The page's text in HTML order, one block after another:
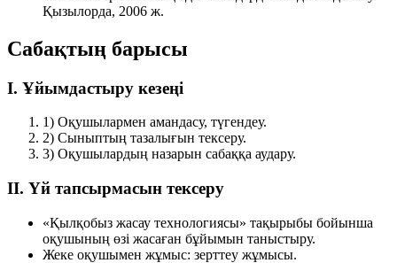
Қызылорда, 2006 ж.
Сабақтың барысы
I. Ұйымдастыру кезеңі
1) Оқушылармен амандасу, түгендеу.
2) Сыныптың тазалығын тексеру.
3) Оқушылардың назарын сабаққа аудару.
II. Үй тапсырмасын тексеру
«Қылқобыз жасау технологиясы» тақырыбы бойынша
оқушының өзі жасаған бұйымын таныстыру.
Жеке оқушымен жұмыс: зерттеу жұмысы.